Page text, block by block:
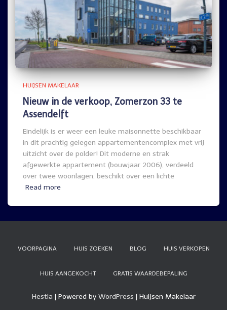
HUIJSEN MAKELAAR
Nieuw in de verkoop, Zomerzon 33 te
Assendelft
Eindelijk is er weer een leuke maisonnette beschikbaar
in dit prachtig gelegen appartementencomplex met vrij
uitzicht over de polder! Dit moderne en strak
afgewerkte appartement (bouwjaar 2006), verdeeld
over twee woonlagen, beschikt over een lichte
Read more
VOORPAGINA HUIS ZOEKEN BLOG HUIS VERKOPEN
HUIS AANGEKOCHT GRATIS WAARDEBEPALING
Hestia | Powered by WordPress | Huijsen Makelaar